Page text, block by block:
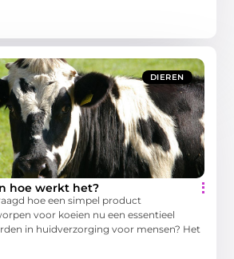
DIEREN
hoe werkt het?
hoe een simpel product
voor koeien nu een essentieel
in huidverzorging voor mensen? Het